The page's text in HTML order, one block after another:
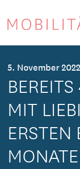
Logo
5. November 2022
MIT